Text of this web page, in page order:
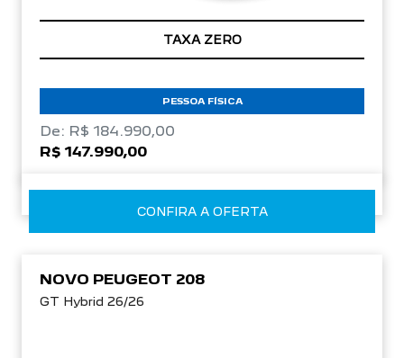
TAXA ZERO
PESSOA FÍSICA
De: R$ 184.990,00
R$ 147.990,00
CONFIRA A OFERTA
NOVO PEUGEOT 208
GT Hybrid 26/26